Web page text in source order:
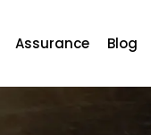
Assurance Blog